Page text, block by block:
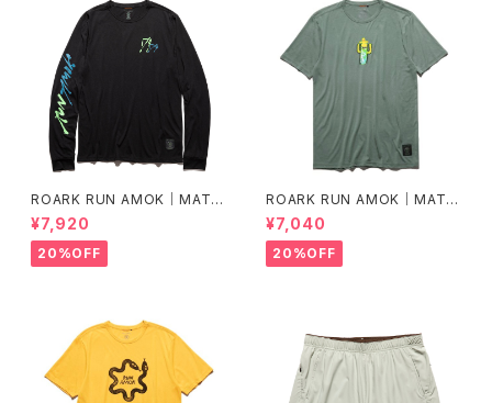
ROARK RUN AMOK｜MATHI
S LS col.BLACK FJORD
¥7,920
20%OFF
ROARK RUN AMOK｜MATHI
S CORE SS col.FOREST
¥7,040
20%OFF